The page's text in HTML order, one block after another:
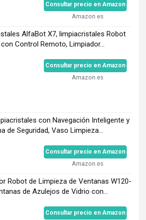
Consultar precio en Amazon
Amazon.es
AlfaBot X7, limpiacristales Robot
Control Remoto, Limpiador...
Consultar precio en Amazon
Amazon.es
con Navegación Inteligente y
de Seguridad, Vaso Limpieza...
Consultar precio en Amazon
Amazon.es
Robot de Limpieza de Ventanas W120-
de Azulejos de Vidrio con...
Consultar precio en Amazon